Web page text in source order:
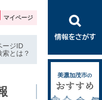
マイページ
ージID
索とは？